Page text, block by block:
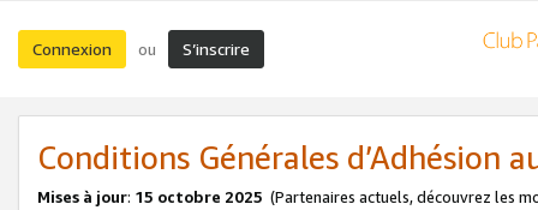
Connexion ou S’inscrire
Conditions Générales d’Adhésion
Mises à jour: 15 octobre 2025 (Partenaires actuels, découvrez les